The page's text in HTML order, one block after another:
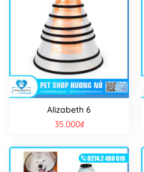
Alizabeth 6
35.000₫